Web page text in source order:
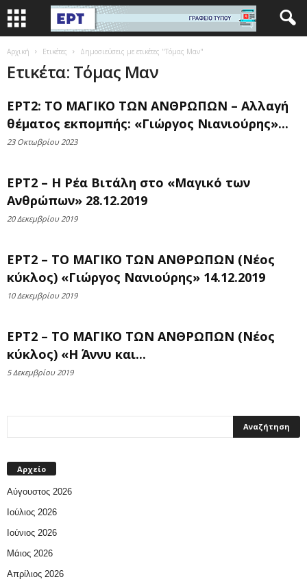
Αρχική Ετικέτες Δημοσιεύσεις με ετικέτες "Τόμας Μαν"
Ετικέτα: Τόμας Μαν
ΕΡΤ2: ΤΟ ΜΑΓΙΚΟ ΤΩΝ ΑΝΘΡΩΠΩΝ – Αλλαγή
θέματος εκπομπής: «Γιώργος Νιανιούρης»...
23 Οκτωβρίου 2023
ΕΡΤ2 – Η Ρέα Βιτάλη στο «Μαγικό των
Ανθρώπων» 28.12.2019
20 Δεκεμβρίου 2019
ΕΡΤ2 – ΤΟ ΜΑΓΙΚΟ ΤΩΝ ΑΝΘΡΩΠΩΝ (Νέος
κύκλος) «Γιώργος Νανιούρης» 14.12.2019
10 Δεκεμβρίου 2019
ΕΡΤ2 – ΤΟ ΜΑΓΙΚΟ ΤΩΝ ΑΝΘΡΩΠΩΝ (Νέος
κύκλος) «Η Άννυ και...
5 Δεκεμβρίου 2019
Αρχείο
Αύγουστος 2026
Ιούλιος 2026
Ιούνιος 2026
Μάιος 2026
Απρίλιος 2026